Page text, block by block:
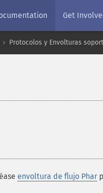
Get
Protocolos y Envolturas
envoltura de flujo Phar